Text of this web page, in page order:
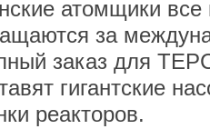
атомщики
за
заказ для
гигантские
реакторов.